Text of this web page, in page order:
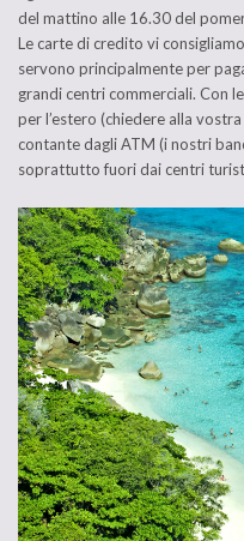
del mattino alle 16.30 del
Le carte di credito vi
servono principalmente per
grandi centri commerciali. Con
per l’estero (chiedere alla
contante dagli ATM (i nostri
soprattutto fuori dai centri